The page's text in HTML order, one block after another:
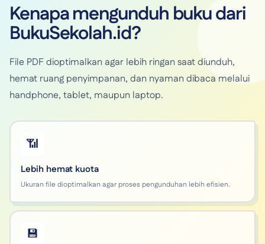
Kenapa mengunduh buku dari
BukuSekolah.id?
File PDF dioptimalkan agar lebih ringan saat diunduh,
hemat ruang penyimpanan, dan nyaman dibaca melalui
handphone, tablet, maupun laptop.
📶
Lebih hemat kuota
Ukuran file dioptimalkan agar proses pengunduhan lebih efisien.
💾